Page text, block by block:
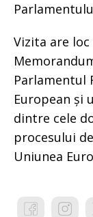
Vizita are
Parlamentul
European și
dintre cele
procesului
Uniunea